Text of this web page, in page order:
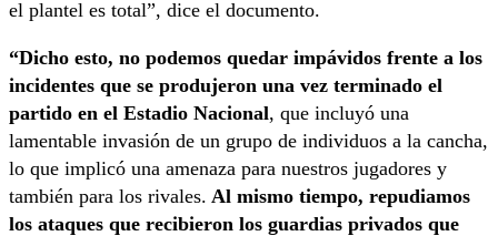
el plantel es total”, dice el documento.
“Dicho esto, no podemos quedar impávidos frente a los
incidentes que se produjeron una vez terminado el
partido en el Estadio Nacional, que incluyó una
lamentable invasión de un grupo de individuos a la cancha,
lo que implicó una amenaza para nuestros jugadores y
también para los rivales. Al mismo tiempo, repudiamos
los ataques que recibieron los guardias privados que